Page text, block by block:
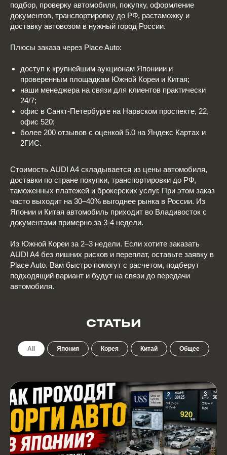
подбор, проверку автомобиля, покупку, оформление
документов, транспортировку до РФ, растаможку и
доставку автовозом в нужный город России.
Плюсы заказа через Place Auto:
доступ к крупнейшим аукционам Япониии и
проверенным площадкам Южной Кореи и Китая;
наши менеджера на связи для клиентов практически
24/7;
офис в Санкт-Петербурге на Нарвском проспекте, 22,
офис 520;
более 200 отзывов с оценкой 5.0 на Яндекс Картах и
2ГИС.
Стоимость AUDI A4 складывается из цены автомобиля,
доставки по стране покупки, транспортировки до РФ,
таможенных платежей и брокерских услуг. При этом заказ
часто выходит на 30–40% выгоднее рынка в России. Из
Японии и Китая автомобиль приходит во Владивосток с
документами примерно за 3-4 недели.
Из Южной Кореи за 2–3 недели. Если хотите заказать
AUDI A4 без лишних рисков и переплат, оставьте заявку в
Place Auto. Вам быстро помогут с расчетом, подберут
подходящий вариант и будут на связи до передачи
автомобиля.
СТАТЬИ
All Япония Корея Китай Общее